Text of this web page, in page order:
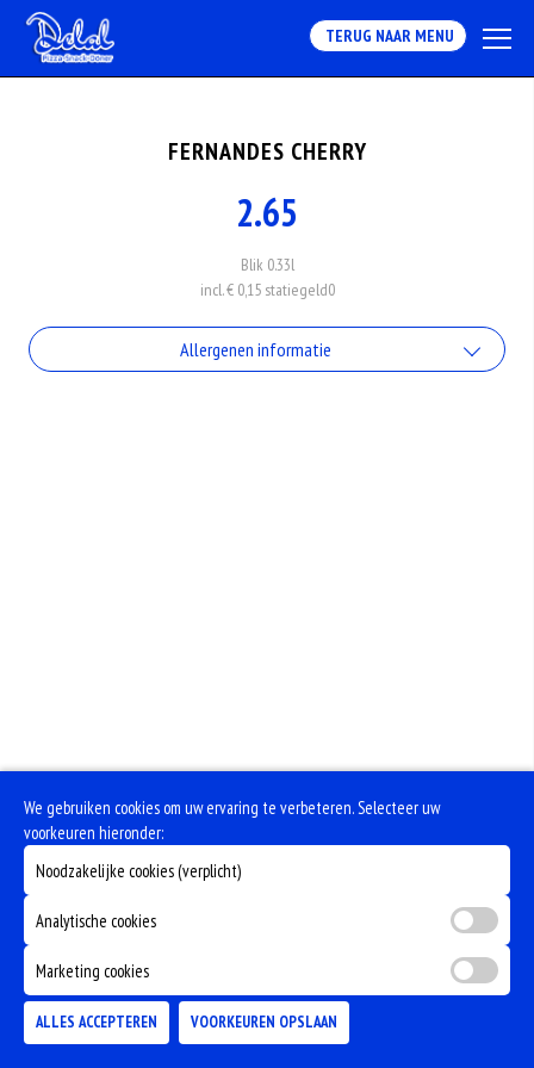
TERUG NAAR MENU
FERNANDES CHERRY
2.65
Blik 0.33l
incl. € 0,15 statiegeld0
Allergenen informatie
We gebruiken cookies om uw ervaring te verbeteren. Selecteer uw
voorkeuren hieronder:
Noodzakelijke cookies (verplicht)
Analytische cookies
Marketing cookies
ALLES ACCEPTEREN VOORKEUREN OPSLAAN